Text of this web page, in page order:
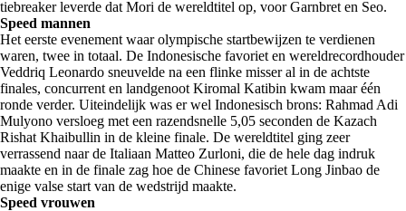
tiebreaker leverde dat Mori de wereldtitel op, voor Garnbret en Seo.
Speed mannen
Het eerste evenement waar olympische startbewijzen te verdienen
waren, twee in totaal. De Indonesische favoriet en wereldrecordhouder
Veddriq Leonardo sneuvelde na een flinke misser al in de achtste
finales, concurrent en landgenoot Kiromal Katibin kwam maar één
ronde verder. Uiteindelijk was er wel Indonesisch brons: Rahmad Adi
Mulyono versloeg met een razendsnelle 5,05 seconden de Kazach
Rishat Khaibullin in de kleine finale. De wereldtitel ging zeer
verrassend naar de Italiaan Matteo Zurloni, die de hele dag indruk
maakte en in de finale zag hoe de Chinese favoriet Long Jinbao de
enige valse start van de wedstrijd maakte.
Speed vrouwen